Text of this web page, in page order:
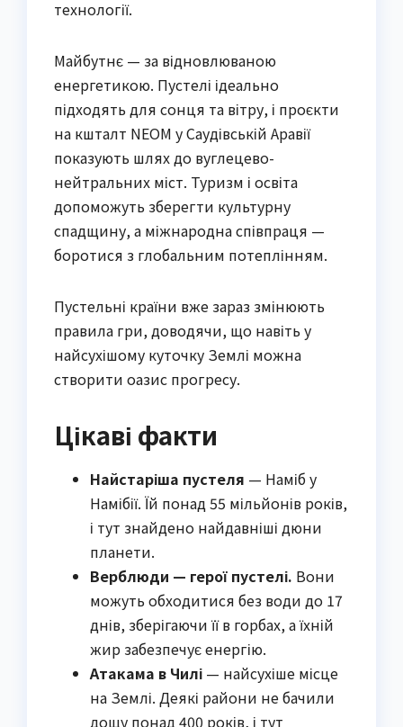
технології.
Майбутнє — за відновлюваною
енергетикою. Пустелі ідеально
підходять для сонця та вітру, і проєкти
на кшталт NEOM у Саудівській Аравії
показують шлях до вуглецево-
нейтральних міст. Туризм і освіта
допоможуть зберегти культурну
спадщину, а міжнародна співпраця —
боротися з глобальним потеплінням.
Пустельні країни вже зараз змінюють
правила гри, доводячи, що навіть у
найсухішому куточку Землі можна
створити оазис прогресу.
Цікаві факти
Найстаріша пустеля — Наміб у
Намібії. Їй понад 55 мільйонів років,
і тут знайдено найдавніші дюни
планети.
Верблюди — герої пустелі. Вони
можуть обходитися без води до 17
днів, зберігаючи її в горбах, а їхній
жир забезпечує енергію.
Атакама в Чилі — найсухіше місце
на Землі. Деякі райони не бачили
дощу понад 400 років, і тут